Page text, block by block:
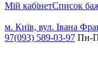
Мій кабінетCписок
м. Київ, вул. Івана
97(093) 589-03-97 Пн-